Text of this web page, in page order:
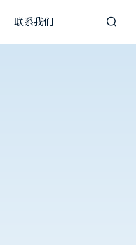
联系我们 